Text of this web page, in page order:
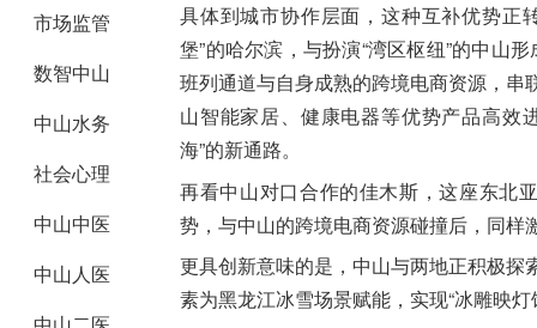
市场监管
数智中山
中山水务
社会心理
中山中医
中山人医
具体到城市协作层面，这种互补优势正
堡”的哈尔滨，与扮演“湾区枢纽”的中山
班列通道与自身成熟的跨境电商资源，
山智能家居、健康电器等优势产品高效
海”的新通路。
再看中山对口合作的佳木斯，这座东北
势，与中山的跨境电商资源碰撞后，同样
更具创新意味的是，中山与两地正积极探
素为黑龙江冰雪场景赋能，实现“冰雕映灯